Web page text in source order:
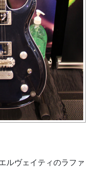
ルヴェイティのラファ